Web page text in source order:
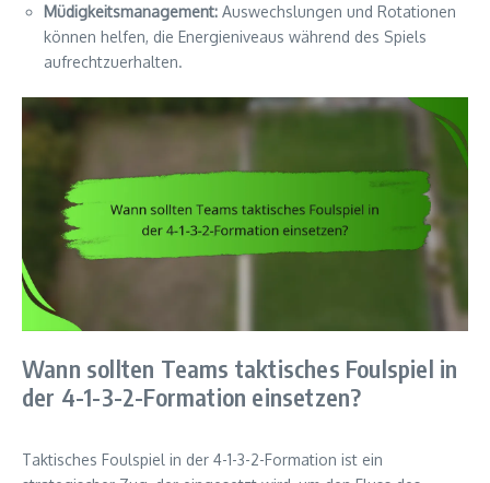
Müdigkeitsmanagement: Auswechslungen und Rotationen
können helfen, die Energieniveaus während des Spiels
aufrechtzuerhalten.
Wann sollten Teams taktisches Foulspiel in
der 4-1-3-2-Formation einsetzen?
Taktisches Foulspiel in der 4-1-3-2-Formation ist ein